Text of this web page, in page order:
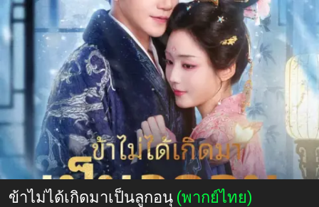
ข้าไม่ได้เกิดมาเป็นลูกอนุ (พากย์ไทย)